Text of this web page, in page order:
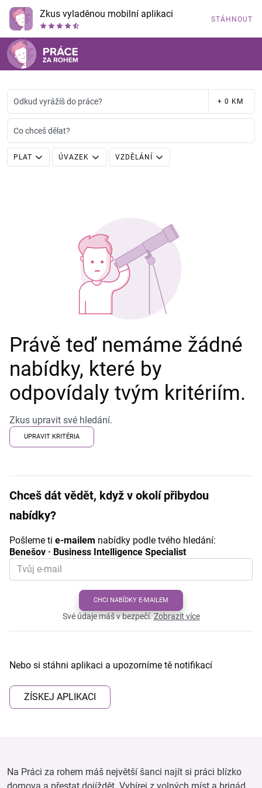
Zkus vyladěnou mobilní aplikaci STÁHNOUT
Odkud vyrážíš do práce? + 0 KM
Co chceš dělat?
PLAT ÚVAZEK VZDĚLÁNÍ
Právě teď nemáme žádné
nabídky, které by
odpovídaly tvým kritériím.
Zkus upravit své hledání.
UPRAVIT KRITÉRIA
Chceš dát vědět, když v okolí přibydou
nabídky?
Pošleme ti e-mailem nabídky podle tvého hledání:
Benešov · Business Intelligence Specialist
CHCI NABÍDKY E-MAILEM
Své údaje máš v bezpečí.Zobrazit více
Nebo si stáhni aplikaci a upozorníme tě notifikací
ZÍSKEJ APLIKACI
Na Práci za rohem máš největší šanci najít si práci blízko
domova a přestat dojíždět. Vybírej z volných míst a brigád